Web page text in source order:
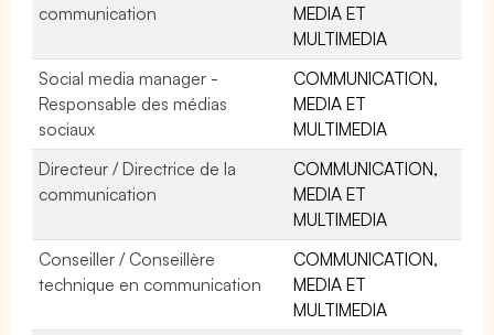
communication
MEDIA ET
MULTIMEDIA
Social media manager -
Responsable des médias
sociaux
COMMUNICATION,
MEDIA ET
MULTIMEDIA
Directeur / Directrice de la
communication
COMMUNICATION,
MEDIA ET
MULTIMEDIA
Conseiller / Conseillère
technique en communication
COMMUNICATION,
MEDIA ET
MULTIMEDIA